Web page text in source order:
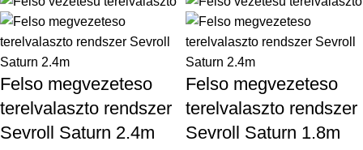
Felso megvezeteso
terelvalaszto rendszer
Sevroll Saturn 2.4m
Felso megvezeteso
terelvalaszto rendszer
Sevroll Saturn 1.8m